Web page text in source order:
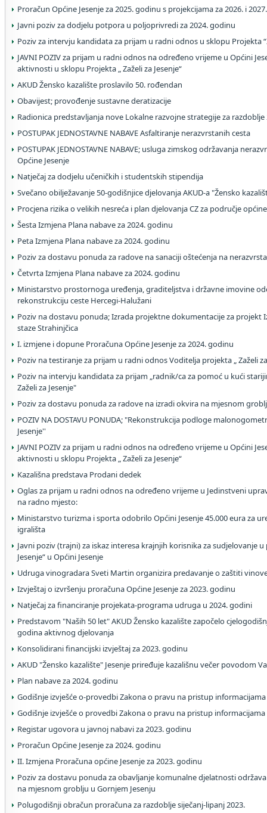
Proračun Općine Jesenje za 2025. godinu s projekcijama za 2026. i
Javni poziv za dodjelu potpora u poljoprivredi za 2024. godinu
Poziv za intervju kandidata za prijam u radni odnos u sklopu Projekta
JAVNI POZIV za prijam u radni odnos na određeno vrijeme u Općini
aktivnosti u sklopu Projekta „ Zaželi za Jesenje“
AKUD Žensko kazalište proslavilo 50. rođendan
Obavijest; provođenje sustavne deratizacije
Radionica predstavljanja nove Lokalne razvojne strategije za razdoblje
POSTUPAK JEDNOSTAVNE NABAVE Asfaltiranje nerazvrstanih cesta
POSTUPAK JEDNOSTAVNE NABAVE; usluga zimskog održavanja
Općine Jesenje
Natječaj za dodjelu učeničkih i studentskih stipendija
Svečano obilježavanje 50-godišnjice djelovanja AKUD-a "Žensko
Procjena rizika o velikih nesreća i plan djelovanja CZ za područje
Šesta Izmjena Plana nabave za 2024. godinu
Peta Izmjena Plana nabave za 2024. godinu
Poziv za dostavu ponuda za radove na sanaciji oštećenja na
Četvrta Izmjena Plana nabave za 2024. godinu
Ministarstvo prostornoga uređenja, graditeljstva i državne imovine
rekonstrukciju ceste Hercegi-Halužani
Poziv na dostavu ponuda; Izrada projektne dokumentacije za projekt
staze Strahinjčica
I. izmjene i dopune Proračuna Općine Jesenje za 2024. godinu
Poziv na testiranje za prijam u radni odnos Voditelja projekta „ Zaželi za
Poziv na intervju kandidata za prijam „radnik/ca za pomoć u kući
Zaželi za Jesenje"
Poziv za dostavu ponuda za radove na izradi okvira na mjesnom
POZIV NA DOSTAVU PONUDA; "Rekonstrukcija podloge
Jesenje''
JAVNI POZIV za prijam u radni odnos na određeno vrijeme u Općini
aktivnosti u sklopu Projekta „ Zaželi za Jesenje“
Kazališna predstava Prodani dedek
Oglas za prijam u radni odnos na određeno vrijeme u Jedinstveni
na radno mjesto:
Ministarstvo turizma i sporta odobrilo Općini Jesenje 45.000 eura za
igrališta
Javni poziv (trajni) za iskaz interesa krajnjih korisnika za sudjelovanje u
Jesenje“ u Općini Jesenje
Udruga vinogradara Sveti Martin organizira predavanje o zaštiti
Izvještaj o izvršenju proračuna Općine Jesenje za 2023. godinu
Natječaj za financiranje projekata-programa udruga u 2024. godini
Predstavom "Naših 50 let" AKUD Žensko kazalište započelo
godina aktivnog djelovanja
Konsolidirani financijski izvještaj za 2023. godinu
AKUD "Žensko kazalište" Jesenje priređuje kazališnu večer povodom
Plan nabave za 2024. godinu
Godišnje izvješće o-provedbi Zakona o pravu na pristup
Godišnje izvješće o provedbi Zakona o pravu na pristup informacijama
Registar ugovora u javnoj nabavi za 2023. godinu
Proračun Općine Jesenje za 2024. godinu
II. Izmjena Proračuna općine Jesenje za 2023. godinu
Poziv za dostavu ponuda za obavljanje komunalne djelatnosti
na mjesnom groblju u Gornjem Jesenju
Polugodišnji obračun proračuna za razdoblje siječanj-lipanj 2023.